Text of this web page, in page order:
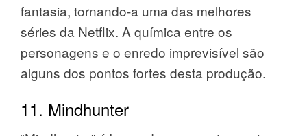
fantasia, tornando-a uma das melhores
séries da Netflix. A química entre os
personagens e o enredo imprevisível são
alguns dos pontos fortes desta produção.
11. Mindhunter